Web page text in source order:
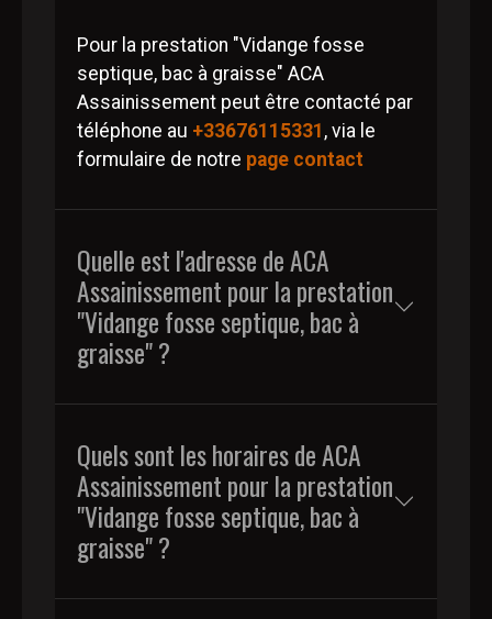
Pour la prestation "Vidange fosse
septique, bac à graisse" ACA
Assainissement peut être contacté par
téléphone au +33676115331 , via le
formulaire de notre page contact
Quelle est l'adresse de ACA
Assainissement pour la prestation
"Vidange fosse septique, bac à
graisse" ?
Quels sont les horaires de ACA
Assainissement pour la prestation
"Vidange fosse septique, bac à
graisse" ?